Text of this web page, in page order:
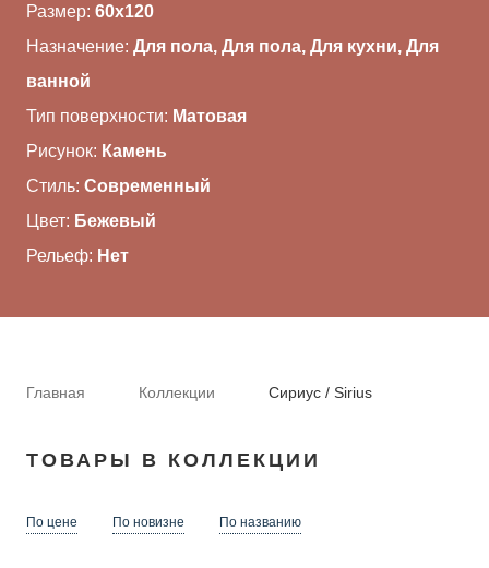
CОТРУДНИЧЕСТВО
КОНТАКТЫ
Размер: 60x120
Назначение: Для пола, Для пола, Для кухни, Для
ванной
Тип поверхности: Матовая
Рисунок: Камень
Стиль: Современный
Цвет: Бежевый
Рельеф: Нет
Главная Коллекции Сириус / Sirius
ТОВАРЫ В КОЛЛЕКЦИИ
По цене По новизне По названию